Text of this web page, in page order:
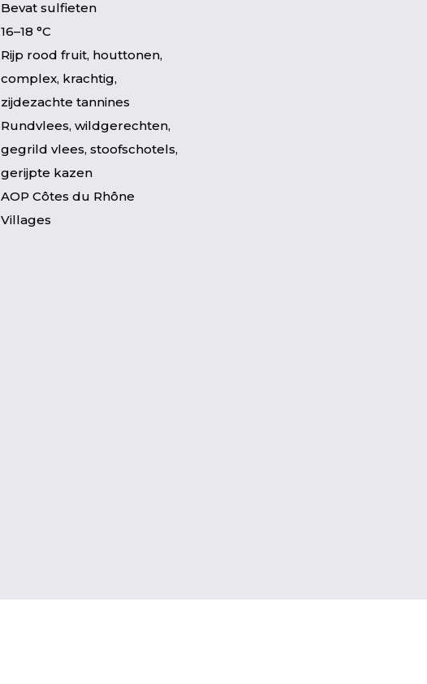
Bevat sulfieten
16–18 °C
Rijp rood fruit, houttonen,
complex, krachtig,
zijdezachte tannines
Rundvlees, wildgerechten,
gegrild vlees, stoofschotels,
gerijpte kazen
AOP Côtes du Rhône
Villages